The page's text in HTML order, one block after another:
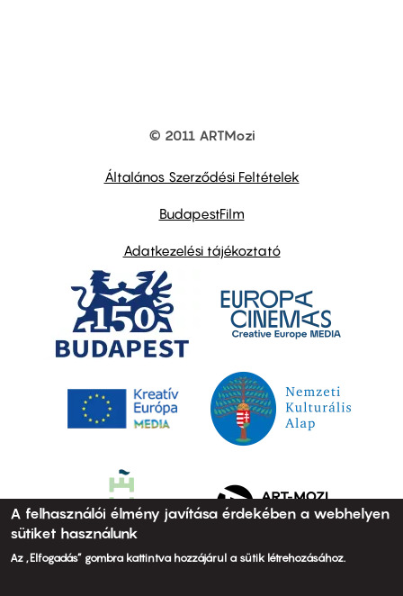
© 2011 ARTMozi
Általános Szerződési Feltételek
BudapestFilm
Adatkezelési tájékoztató
A felhasználói élmény javítása érdekében a webhelyen
sütiket használunk
Az „Elfogadás” gombra kattintva hozzájárul a sütik létrehozásához.